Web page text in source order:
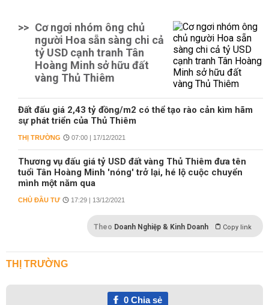
>> Cơ ngơi nhóm ông chủ
người Hoa sẵn sàng chi cả
tỷ USD cạnh tranh Tân
Hoàng Minh sở hữu đất
vàng Thủ Thiêm
Đất đấu giá 2,43 tỷ đồng/m2 có thể tạo rào cản kìm hãm
sự phát triển của Thủ Thiêm
THỊ TRƯỜNG 07:00 | 17/12/2021
Thương vụ đấu giá tỷ USD đất vàng Thủ Thiêm đưa tên
tuổi Tân Hoàng Minh 'nóng' trở lại, hé lộ cuộc chuyển
mình một năm qua
CHỦ ĐẦU TƯ 17:29 | 13/12/2021
Theo Doanh Nghiệp & Kinh Doanh Copy link
THỊ TRƯỜNG
0Chia sẻ